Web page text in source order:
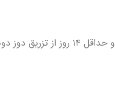
و حداقل ۱۴ روز از تزریق دوز دوم آن گذشته باشد.